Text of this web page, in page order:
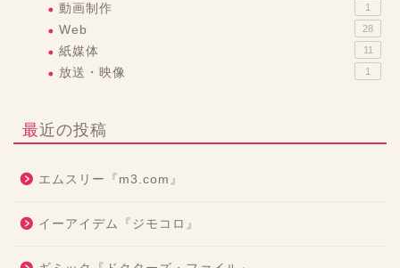
動画制作 1
Web 28
紙媒体 11
放送・映像 1
最近の投稿
エムスリー『m3.com』
イーアイデム『ジモコロ』